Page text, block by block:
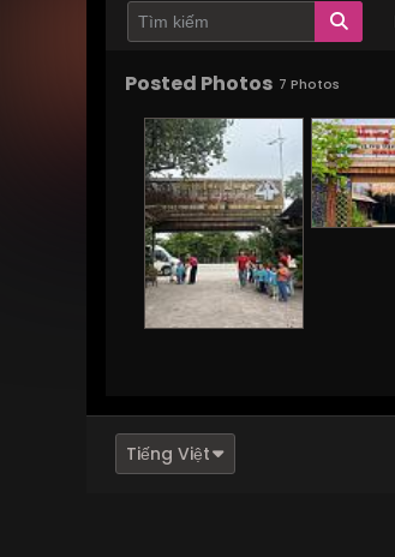
Posted Photos 7 Photos
Tiếng Việt